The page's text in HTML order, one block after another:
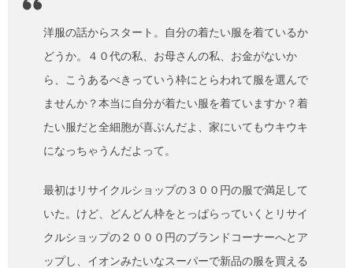
洋服の話からスタート。自分の着たい服を着ているか
どうか。４０代の私、お母さんの私、お金がないか
ら、こうあるべきっていう枠にとらわれて服を選んで
ませんか？本当に自分が着たい服を着ていますか？着
たい服だと全細胞が喜ぶんだよ、家にいてもウキウキ
になっちゃうんだよって。
最初はリサイクルショップの３００円の服で満足して
いた。けど、どんどん枠をとっぱらっていくとリサイ
クルショップの２０００円のブランドコーナーへとア
ップし、イオンみたいなスーパーで新品の服を買える